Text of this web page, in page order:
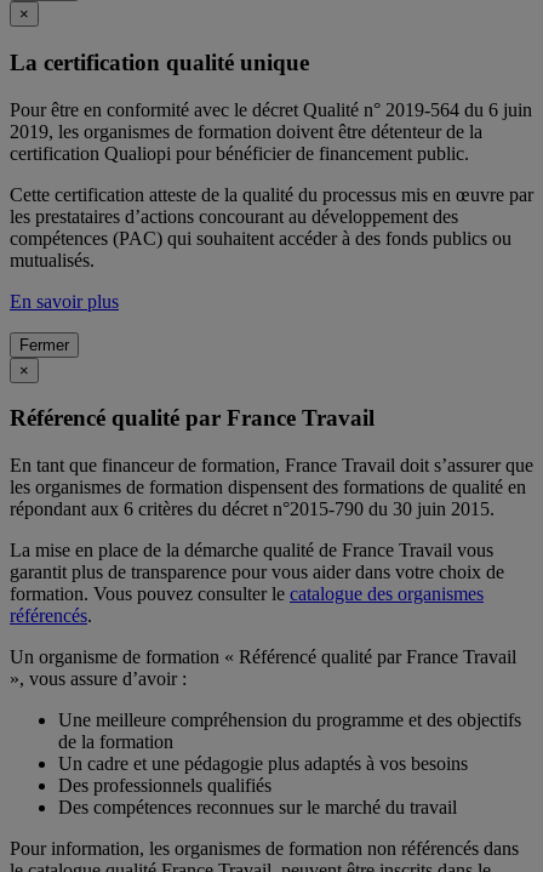
×
La certification qualité unique
Pour être en conformité avec le décret Qualité n° 2019-564 du 6 juin
2019, les organismes de formation doivent être détenteur de la
certification Qualiopi pour bénéficier de financement public.
Cette certification atteste de la qualité du processus mis en œuvre par
les prestataires d’actions concourant au développement des
compétences (PAC) qui souhaitent accéder à des fonds publics ou
mutualisés.
En savoir plus
Fermer
×
Référencé qualité par France Travail
En tant que financeur de formation, France Travail doit s’assurer que
les organismes de formation dispensent des formations de qualité en
répondant aux 6 critères du décret n°2015-790 du 30 juin 2015.
La mise en place de la démarche qualité de France Travail vous
garantit plus de transparence pour vous aider dans votre choix de
formation. Vous pouvez consulter le catalogue des organismes
référencés.
Un organisme de formation « Référencé qualité par France Travail
», vous assure d’avoir :
Une meilleure compréhension du programme et des objectifs
de la formation
Un cadre et une pédagogie plus adaptés à vos besoins
Des professionnels qualifiés
Des compétences reconnues sur le marché du travail
Pour information, les organismes de formation non référencés dans